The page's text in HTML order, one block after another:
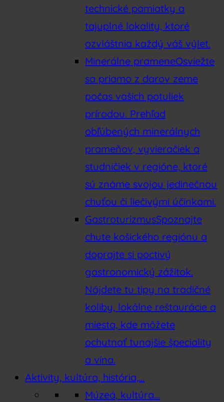
technické pamiatky a
tajuplné lokality, ktoré
ozvláštnia každý váš výlet.
Minerálne prameneOsviežte
sa priamo z darov zeme
počas vašich potuliek
prírodou. Prehľad
obľúbených minerálnych
prameňov, vyvieračiek a
studničiek v regióne, ktoré
sú známe svojou jedinečnou
chuťou či liečivými účinkami.
GastroturizmusSpoznajte
chute košického regiónu a
doprajte si poctivý
gastronomický zážitok.
Nájdete tu tipy na tradičné
koliby, lokálne reštaurácie a
miesta, kde môžete
ochutnať tunajšie špeciality
a vína.
Aktivity, kultúra, história,…
Múzeá, kultúra…